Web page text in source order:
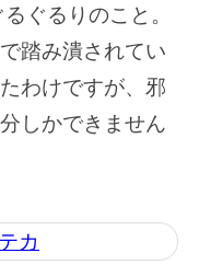
ぐるりのこと。
踏み潰されてい
わけですが、邪
しかできません